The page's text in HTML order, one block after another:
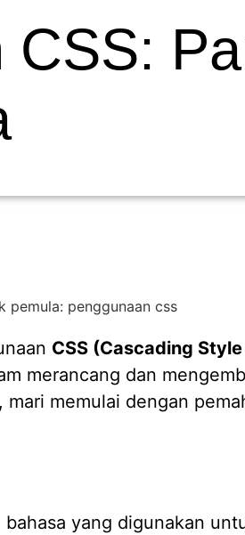
CSS:
CSS (Cascading
merancang dan
memulai dengan
bahasa yang digunakan